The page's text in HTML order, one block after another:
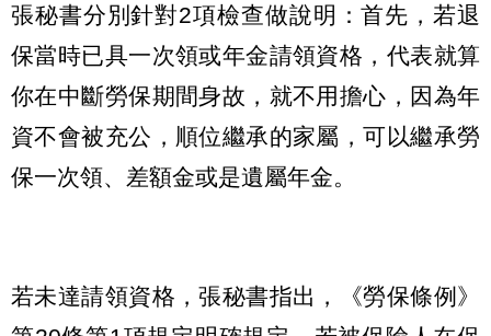
張秘書分別針對2項檢查做說明：首先，若退
保當時已具一次領或年金請領資格，代表就算
你在中斷勞保期間身故，就不用擔心，因為年
資不會被充公，順位繼承的家屬，可以繼承勞
保一次領、差額金或是遺屬年金。
若未達請領資格，張秘書指出，《勞保條例》